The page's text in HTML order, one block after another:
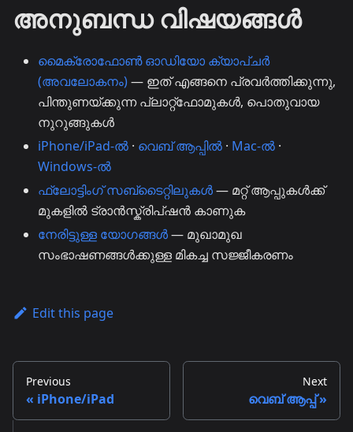
അനുബന്ധ വിഷയങ്ങൾ
മൈക്രോഫോൺ ഓഡിയോ ക്യാപ്ചർ
(അവലോകനം)— ഇത് എങ്ങനെ പ്രവർത്തിക്കുന്നു,
പിന്തുണയ്ക്കുന്ന പ്ലാറ്റ്ഫോമുകൾ, പൊതുവായ
നുറുങ്ങുകൾ
iPhone/iPad-ൽ · വെബ് ആപ്പിൽ · Mac-ൽ ·
Windows-ൽ
ഫ്ലോട്ടിംഗ് സബ്ടൈറ്റിലുകൾ— മറ്റ് ആപ്പുകൾക്ക്
മുകളിൽ ട്രാൻസ്ക്രിപ്ഷൻ കാണുക
നേരിട്ടുള്ള യോഗങ്ങൾ— മുഖാമുഖ
സംഭാഷണങ്ങൾക്കുള്ള മികച്ച സജ്ജീകരണം
Edit this page
Previous
iPhone/iPad
Next
വെബ് ആപ്പ്